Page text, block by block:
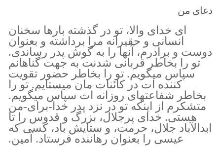
دعای من
ای خدای والا، تو در گذشته بارها سخنان
انسانی و حقیرانه مرا برداشته و بعنوان
دوست و برادرم، آنها را به گوش پدر رساندی.
تو را بخاطر قربانی شدنت به جهت گناهانم
سپاس میگویم. تو را بخاطر حضور تقویت
کننده ات در کائنات مان میستایم. تو را
بخاطر شفاعتهای روزانه ات سپاس میگویم.
متشکرم از اینکه تو در نزد پدر خدا-برای-من
هستی. خدای پرجلال، بزرگ و قدوس را تا
ابدالآباد جلال، حرمت، و ستایش باد، کسی که
عیسی را بعنوان رهاننده فرستاد. آمین.